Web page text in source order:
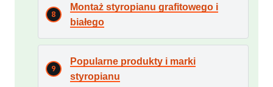
Montaż styropianu grafitowego i
białego
Popularne produkty i marki
styropianu